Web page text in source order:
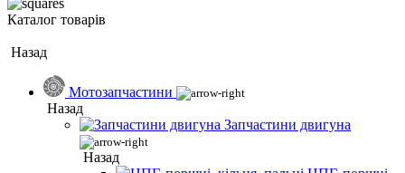
Каталог товарів
Назад
Мотозапчастини
Назад
Запчастини двигуна
Назад